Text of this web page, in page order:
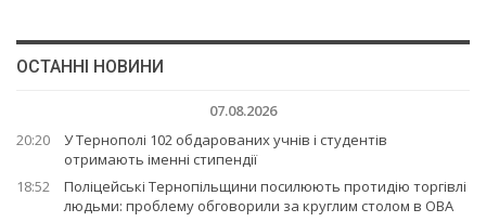
ОСТАННІ НОВИНИ
07.08.2026
20:20
У Тернополі 102 обдарованих учнів і студентів
отримають іменні стипендії
18:52
Поліцейські Тернопільщини посилюють протидію торгівлі
людьми: проблему обговорили за круглим столом в ОВА